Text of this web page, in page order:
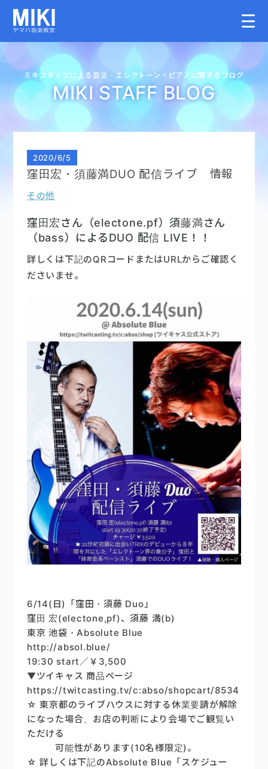
HOME
大人のコース
講師募集情報
イベント情報
ミキスタッフによる音楽・エレクトーン・ ピアノに関するブログ
MIKI STAFF BLOG
2020/6/5
窪田宏・須藤満DUO 配信ライブ 情報
その他
窪田宏さん（electone.pf）須藤満さん
（bass）によるDUO 配信 LIVE！！
詳しくは下記のQRコードまたはURLからご確認く
ださいませ。
6/14(日)「窪田・須藤 Duo」
窪田 宏(electone,pf)、須藤 満(b)
東京 池袋・Absolute Blue
http://absol.blue/
19:30 start／￥3,500
▼ツイキャス 商品ページ
https://twitcasting.tv/c:abso/shopcart/8534
☆ 東京都のライブハウスに対する休業要請が解除
になった場合、お店の判断により会場でご観覧い
ただける
可能性があります(10名様限定)。
☆ 詳しくは下記のAbsolute Blue「スケジュー